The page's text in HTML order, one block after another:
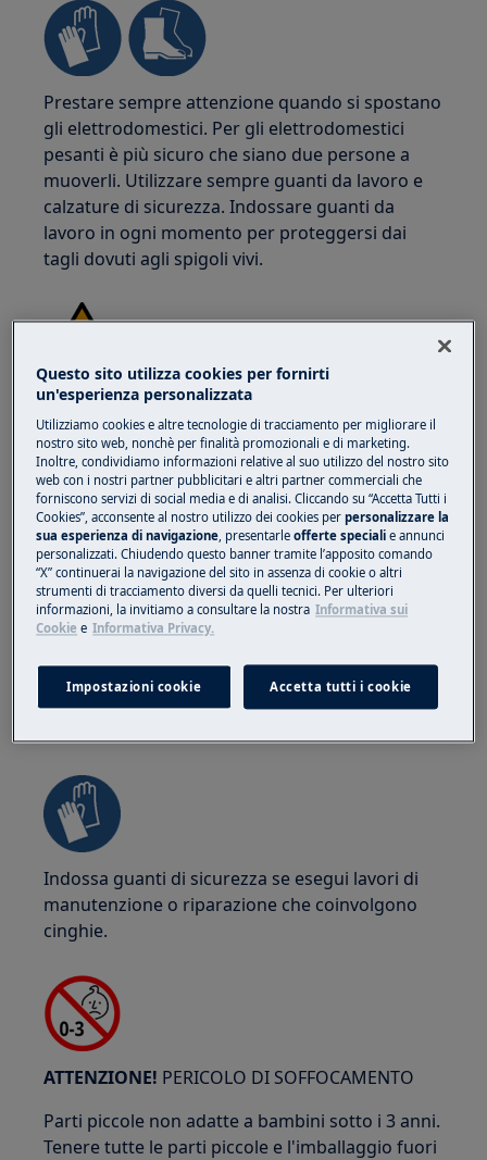
Prestare sempre attenzione quando si spostano
gli elettrodomestici. Per gli elettrodomestici
pesanti è più sicuro che siano due persone a
muoverli. Utilizzare sempre guanti da lavoro e
calzature di sicurezza. Indossare guanti da
lavoro in ogni momento per proteggersi dai
tagli dovuti agli spigoli vivi.
ATTENZIONE!RISCHIO DI LESIONI OCULARI
Indossare occhiali di protezione se si eseguono
lavori di manutenzione o riparazione che
coinvolgono molle.
Indossa guanti di sicurezza se esegui lavori di
manutenzione o riparazione che coinvolgono
cinghie.
ATTENZIONE! PERICOLO DI SOFFOCAMENTO
Parti piccole non adatte a bambini sotto i 3 anni.
Tenere tutte le parti piccole e l'imballaggio fuori
Questo sito utilizza cookies per fornirti
un'esperienza personalizzata
Utilizziamo cookies e altre tecnologie di tracciamento per migliorare il
nostro sito web, nonchè per finalità promozionali e di marketing.
Inoltre, condividiamo informazioni relative al suo utilizzo del nostro sito
web con i nostri partner pubblicitari e altri partner commerciali che
forniscono servizi di social media e di analisi. Cliccando su “Accetta Tutti i
Cookies”, acconsente al nostro utilizzo dei cookies perpersonalizzare la
sua esperienza di navigazione , presentarleofferte speciali e annunci
personalizzati. Chiudendo questo banner tramite l’apposito comando
“X” continuerai la navigazione del sito in assenza di cookie o altri
strumenti di tracciamento diversi da quelli tecnici. Per ulteriori
informazioni, la invitiamo a consultare la nostra Informativa sui
Cookie e Informativa Privacy.
Impostazioni cookie Accetta tutti i cookie